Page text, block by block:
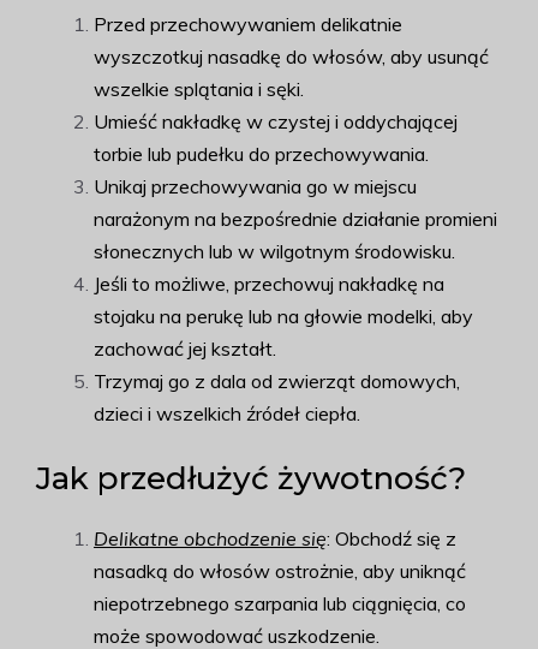
Przed przechowywaniem delikatnie
wyszczotkuj nasadkę do włosów, aby usunąć
wszelkie splątania i sęki.
Umieść nakładkę w czystej i oddychającej
torbie lub pudełku do przechowywania.
Unikaj przechowywania go w miejscu
narażonym na bezpośrednie działanie promieni
słonecznych lub w wilgotnym środowisku.
Jeśli to możliwe, przechowuj nakładkę na
stojaku na perukę lub na głowie modelki, aby
zachować jej kształt.
Trzymaj go z dala od zwierząt domowych,
dzieci i wszelkich źródeł ciepła.
Jak przedłużyć żywotność?
Delikatne obchodzenie się: Obchodź się z
nasadką do włosów ostrożnie, aby uniknąć
niepotrzebnego szarpania lub ciągnięcia, co
może spowodować uszkodzenie.